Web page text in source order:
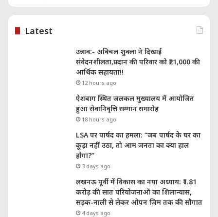
Latest
उन्नाव:- अविचल शुक्ला ने दिखाई
संवेदनशीलता,प्रदान की परिवार को ₹21,000 की
आर्थिक सहायता!!
12 hours ago
ऐशबाग स्थित जलकल मुख्यालय में आयोजित
हुआ सेवानिवृत्ति सम्मान समारोह
18 hours ago
LSA पर पार्षद का हमला: “जब पार्षद के घर का
कूड़ा नहीं उठा, तो आम जनता का क्या हाल
होगा?”
3 days ago
लखनऊ पूर्वी में विकास का नया अध्याय: ₹1.81
करोड़ की सात परियोजनाओं का शिलान्यास,
सड़क-नाली से लेकर ओपन जिम तक की सौगात
4 days ago